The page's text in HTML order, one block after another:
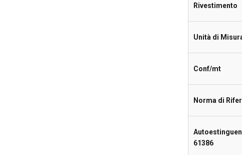
Rivestimento
Unità di
Conf/mt
Norma di
61386